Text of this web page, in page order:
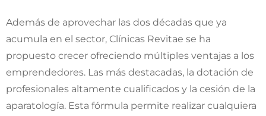
Además de aprovechar las dos décadas que ya
acumula en el sector, Clínicas Revitae se ha
propuesto crecer ofreciendo múltiples ventajas a los
emprendedores. Las más destacadas, la dotación de
profesionales altamente cualificados y la cesión de la
aparatología. Esta fórmula permite realizar cualquiera